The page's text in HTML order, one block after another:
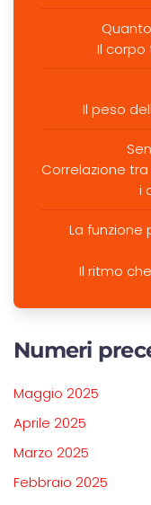
Il corpo
Il peso
Correlazione
i
La funzione
Il ritmo
Numeri
Maggio 2025
Aprile 2025
Marzo 2025
Febbraio 2025